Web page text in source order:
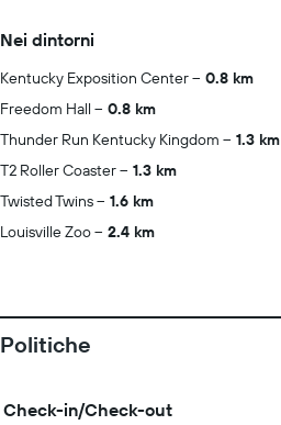
Nei dintorni
Kentucky Exposition Center
0.8 km
Freedom Hall
0.8 km
Thunder Run Kentucky Kingdom
1.3 km
T2 Roller Coaster
1.3 km
Twisted Twins
1.6 km
Louisville Zoo
2.4 km
Politiche
Check-in/Check-out